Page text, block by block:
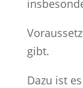
gibt.
Dazu ist